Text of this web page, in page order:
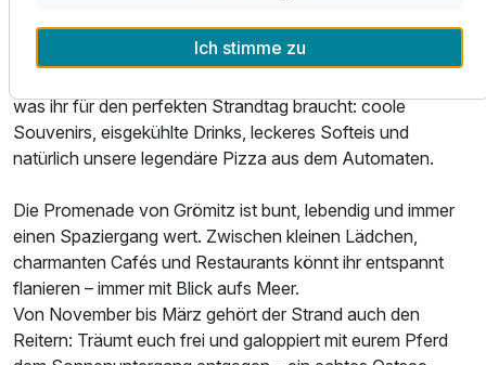
was ihr für den perfekten Strandtag braucht: coole
Souvenirs, eisgekühlte Drinks, leckeres Softeis und
natürlich unsere legendäre Pizza aus dem Automaten.
Die Promenade von Grömitz ist bunt, lebendig und immer
einen Spaziergang wert. Zwischen kleinen Lädchen,
charmanten Cafés und Restaurants könnt ihr entspannt
flanieren – immer mit Blick aufs Meer.
Von November bis März gehört der Strand auch den
Reitern: Träumt euch frei und galoppiert mit eurem Pferd
Ich stimme zu